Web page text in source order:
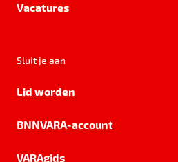
Vacatures
Sluit je aan
Lid worden
BNNVARA-account
VARAgids